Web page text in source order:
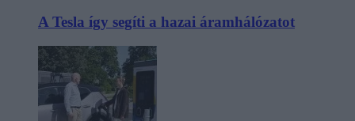
A Tesla így segíti a hazai áramhálózatot